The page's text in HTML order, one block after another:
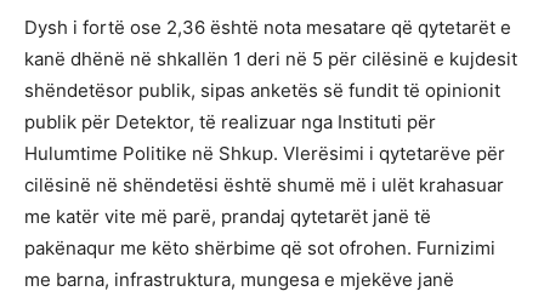
Dysh i fortë ose 2,36 është nota mesatare që qytetarët e
kanë dhënë në shkallën 1 deri në 5 për cilësinë e kujdesit
shëndetësor publik, sipas anketës së fundit të opinionit
publik për Detektor, të realizuar nga Instituti për
Hulumtime Politike në Shkup. Vlerësimi i qytetarëve për
cilësinë në shëndetësi është shumë më i ulët krahasuar
me katër vite më parë, prandaj qytetarët janë të
pakënaqur me këto shërbime që sot ofrohen. Furnizimi
me barna, infrastruktura, mungesa e mjekëve janë